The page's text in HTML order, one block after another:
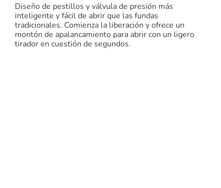
Diseño de pestillos y válvula de presión más
inteligente y fácil de abrir que las fundas
tradicionales. Comienza la liberación y ofrece un
montón de apalancamiento para abrir con un ligero
tirador en cuestión de segundos.